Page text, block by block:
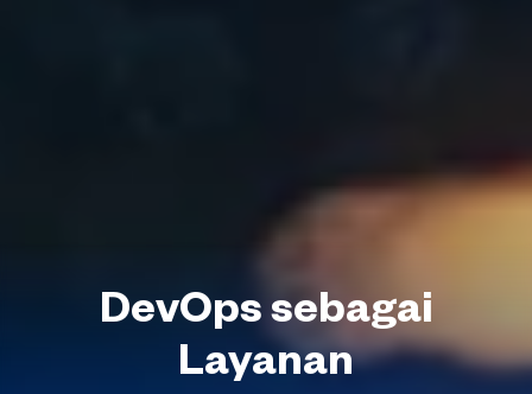
DevOps sebagai
Layanan